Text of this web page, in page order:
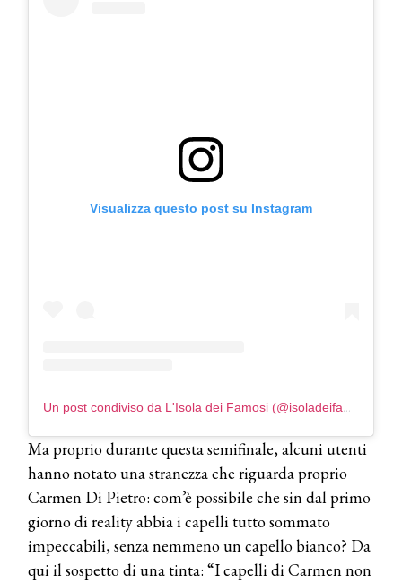
Visualizza questo post su Instagram
Un post condiviso da L'Isola dei Famosi (@isoladeifamosi)
Ma proprio durante questa semifinale, alcuni utenti
hanno notato una stranezza che riguarda proprio
Carmen Di Pietro: com’è possibile che sin dal primo
giorno di reality abbia i capelli tutto sommato
impeccabili, senza nemmeno un capello bianco? Da
qui il sospetto di una tinta: “I capelli di Carmen non
COTRIL
Continua la carrellata di look firmati
Cotril alla Festa del Cinema di Roma
TONI&GUY
A Natale regala una doppia
TONI&GUY “Feel Good Experience”!